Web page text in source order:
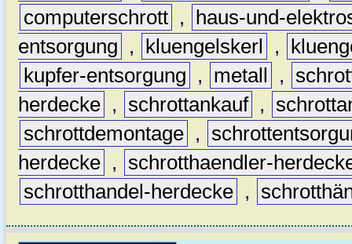
computerschrott ,
haus-und-
entsorgung
, kluengelskerl ,
kupfer-entsorgung
, metall ,
herdecke , schrottankauf ,
schrottdemontage ,
herdecke ,
schrotthaendler-
schrotthandel-herdecke ,